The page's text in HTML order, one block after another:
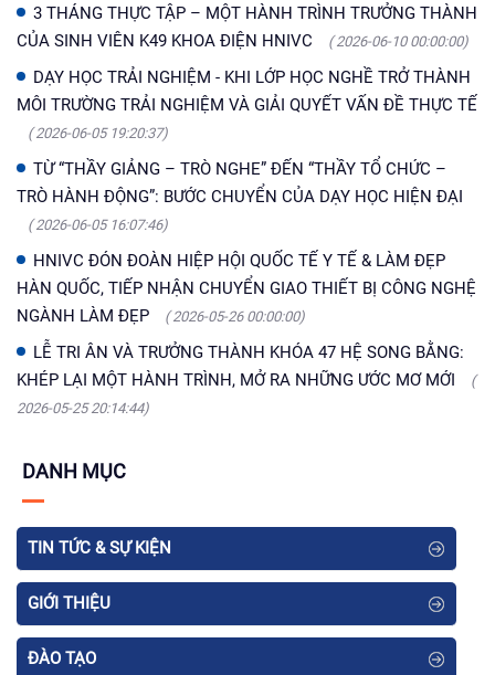
3 THÁNG THỰC TẬP – MỘT HÀNH TRÌNH TRƯỞNG THÀNH
CỦA SINH VIÊN K49 KHOA ĐIỆN HNIVC
( 2026-06-10 00:00:00)
DẠY HỌC TRẢI NGHIỆM - KHI LỚP HỌC NGHỀ TRỞ THÀNH
MÔI TRƯỜNG TRẢI NGHIỆM VÀ GIẢI QUYẾT VẤN ĐỀ THỰC TẾ
( 2026-06-05 19:20:37)
TỪ “THẦY GIẢNG – TRÒ NGHE” ĐẾN “THẦY TỔ CHỨC –
TRÒ HÀNH ĐỘNG”: BƯỚC CHUYỂN CỦA DẠY HỌC HIỆN ĐẠI
( 2026-06-05 16:07:46)
HNIVC ĐÓN ĐOÀN HIỆP HỘI QUỐC TẾ Y TẾ & LÀM ĐẸP
HÀN QUỐC, TIẾP NHẬN CHUYỂN GIAO THIẾT BỊ CÔNG NGHỆ
NGÀNH LÀM ĐẸP
( 2026-05-26 00:00:00)
LỄ TRI ÂN VÀ TRƯỞNG THÀNH KHÓA 47 HỆ SONG BẰNG:
KHÉP LẠI MỘT HÀNH TRÌNH, MỞ RA NHỮNG ƯỚC MƠ MỚI
(
2026-05-25 20:14:44)
DANH MỤC
TIN TỨC & SỰ KIỆN
GIỚI THIỆU
ĐÀO TẠO